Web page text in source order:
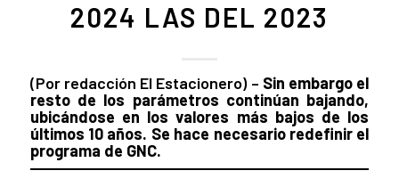
2024 LAS DEL 2023
(Por redacción El Estacionero) – Sin embargo el
resto de los parámetros continúan bajando,
ubicándose en los valores más bajos de los
últimos 10 años. Se hace necesario redefinir el
programa de GNC.